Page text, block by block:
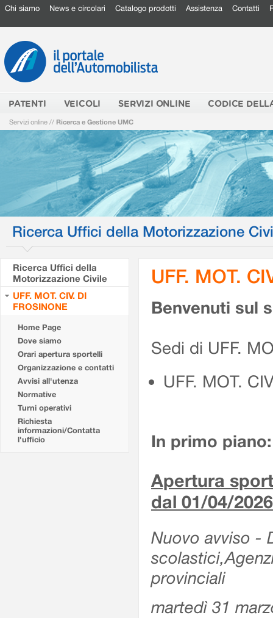
Chi siamo News e circolari Catalogo prodotti Assistenza Contatti
PATENTI VEICOLI SERVIZI ONLINE CODICE
Servizi online // Ricerca e Gestione UMC
Ricerca Uffici della Motorizzazione
Ricerca Uffici della
Motorizzazione Civile
UFF. MOT. CIV. DI
FROSINONE
Home Page
Dove siamo
Orari apertura sportelli
Organizzazione e contatti
Avvisi all'utenza
Normative
Turni operativi
Richiesta
informazioni/Contatta
l'ufficio
UFF. MOT.
Benvenuti sul
Sedi di UFF.
UFF. MOT.
In primo piano:
Apertura
dal 01/04/2026
Nuovo avviso -
provinciali
martedì 31